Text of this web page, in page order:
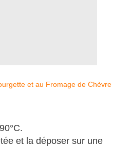
et la déposer sur une